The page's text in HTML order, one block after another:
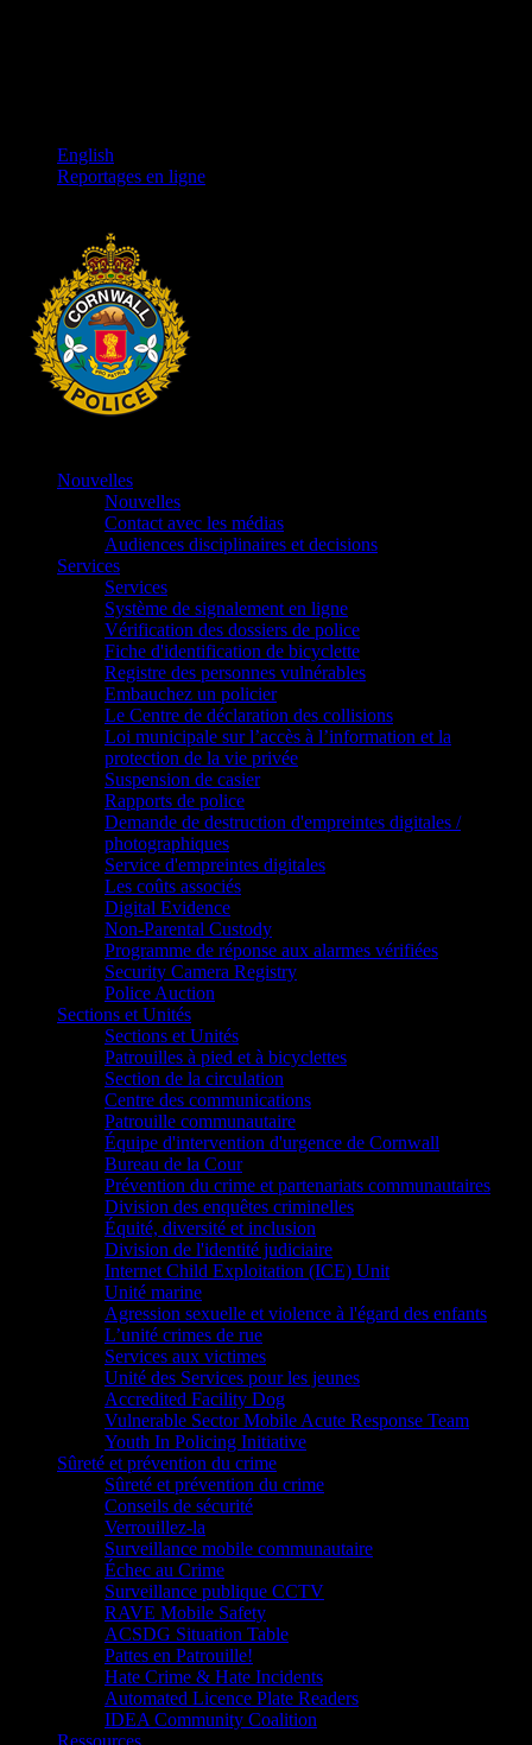
English
Reportages en ligne
Nouvelles
Nouvelles
Contact avec les médias
Audiences disciplinaires et decisions
Services
Services
Système de signalement en ligne
Vérification des dossiers de police
Fiche d'identification de bicyclette
Registre des personnes vulnérables
Embauchez un policier
Le Centre de déclaration des collisions
Loi municipale sur l’accès à l’information et la
protection de la vie privée
Suspension de casier
Rapports de police
Demande de destruction d'empreintes digitales /
photographiques
Service d'empreintes digitales
Les coûts associés
Digital Evidence
Non-Parental Custody
Programme de réponse aux alarmes vérifiées
Security Camera Registry
Police Auction
Sections et Unités
Sections et Unités
Patrouilles à pied et à bicyclettes
Section de la circulation
Centre des communications
Patrouille communautaire
Équipe d'intervention d'urgence de Cornwall
Bureau de la Cour
Prévention du crime et partenariats communautaires
Division des enquêtes criminelles
Équité, diversité et inclusion
Division de l'identité judiciaire
Internet Child Exploitation (ICE) Unit
Unité marine
Agression sexuelle et violence à l'égard des enfants
L’unité crimes de rue
Services aux victimes
Unité des Services pour les jeunes
Accredited Facility Dog
Vulnerable Sector Mobile Acute Response Team
Youth In Policing Initiative
Sûreté et prévention du crime
Sûreté et prévention du crime
Conseils de sécurité
Verrouillez-la
Surveillance mobile communautaire
Échec au Crime
Surveillance publique CCTV
RAVE Mobile Safety
ACSDG Situation Table
Pattes en Patrouille!
Hate Crime & Hate Incidents
Automated Licence Plate Readers
IDEA Community Coalition
Ressources